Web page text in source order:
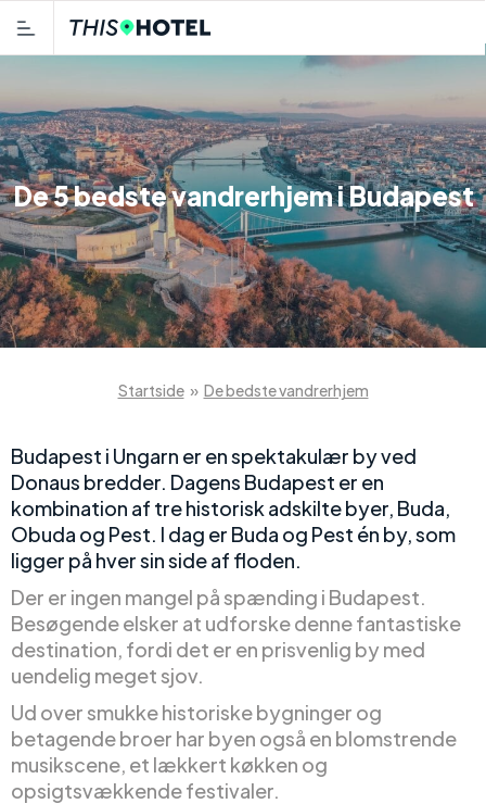
De 5 bedste vandrerhjem i Budapest
Startside » De bedste vandrerhjem
Budapest i Ungarn er en spektakulær by ved
Donaus bredder. Dagens Budapest er en
kombination af tre historisk adskilte byer, Buda,
Obuda og Pest. I dag er Buda og Pest én by, som
ligger på hver sin side af floden.
Der er ingen mangel på spænding i Budapest.
Besøgende elsker at udforske denne fantastiske
destination, fordi det er en prisvenlig by med
uendelig meget sjov.
Ud over smukke historiske bygninger og
betagende broer har byen også en blomstrende
musikscene, et lækkert køkken og
opsigtsvækkende festivaler.